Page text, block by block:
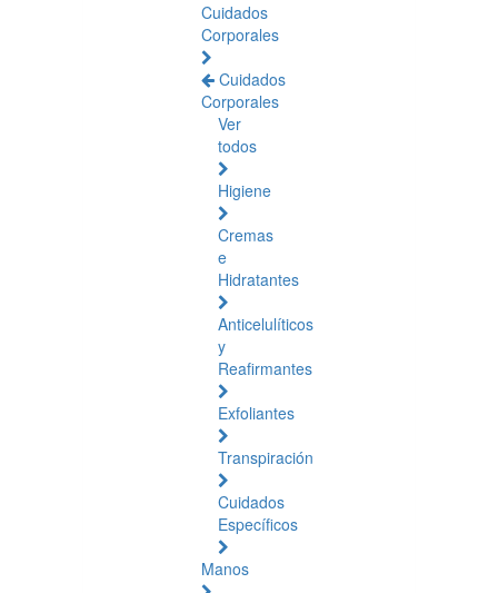
Cuidados
Corporales
Cuidados
Corporales
Ver
todos
Higiene
Cremas
e
Hidratantes
Anticelulíticos
y
Reafirmantes
Exfoliantes
Transpiración
Cuidados
Específicos
Manos